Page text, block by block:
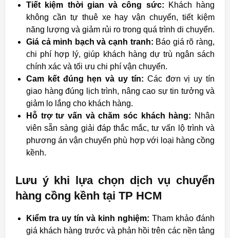
Tiết kiệm thời gian và công sức: Khách hàng
không cần tự thuê xe hay vận chuyển, tiết kiệm
năng lượng và giảm rủi ro trong quá trình di chuyển.
Giá cả minh bạch và cạnh tranh: Báo giá rõ ràng,
chi phí hợp lý, giúp khách hàng dự trù ngân sách
chính xác và tối ưu chi phí vận chuyển.
Cam kết đúng hẹn và uy tín: Các đơn vị uy tín
giao hàng đúng lịch trình, nâng cao sự tin tưởng và
giảm lo lắng cho khách hàng.
Hỗ trợ tư vấn và chăm sóc khách hàng: Nhân
viên sẵn sàng giải đáp thắc mắc, tư vấn lộ trình và
phương án vận chuyển phù hợp với loại hàng cồng
kềnh.
Lưu ý khi lựa chọn dịch vụ chuyển
hàng cồng kềnh tại TP HCM
Kiểm tra uy tín và kinh nghiệm: Tham khảo đánh
giá khách hàng trước và phản hồi trên các nền tảng